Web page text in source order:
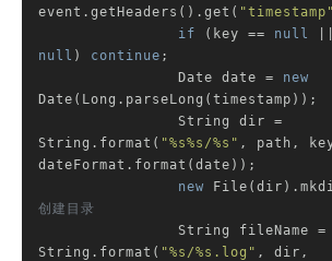
event.getHeaders().get( "timestamp"
if (key == null
null ) continue ;
                Date date =
new
Date(Long.parseLong(timestamp));
String.format( "%s%s/%s" , path,
dateFormat.format(date));
new
创建目录
String.format( "%s/%s.log" , dir,